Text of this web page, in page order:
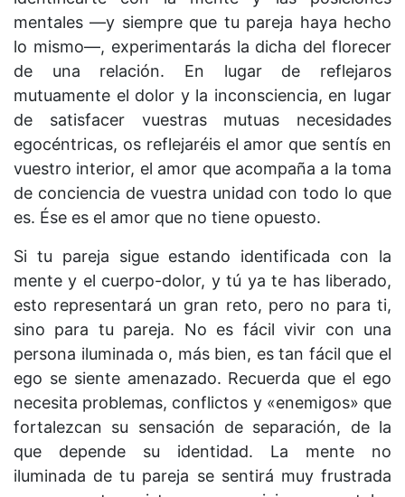
mentales —y siempre que tu pareja haya hecho
lo mismo—, experimentarás la dicha del florecer
de una relación. En lugar de reflejaros
mutuamente el dolor y la inconsciencia, en lugar
de satisfacer vuestras mutuas necesidades
egocéntricas, os reflejaréis el amor que sentís en
vuestro interior, el amor que acompaña a la toma
de conciencia de vuestra unidad con todo lo que
es. Ése es el amor que no tiene opuesto.
Si tu pareja sigue estando identificada con la
mente y el cuerpo-dolor, y tú ya te has liberado,
esto representará un gran reto, pero no para ti,
sino para tu pareja. No es fácil vivir con una
persona iluminada o, más bien, es tan fácil que el
ego se siente amenazado. Recuerda que el ego
necesita problemas, conflictos y «enemigos» que
fortalezcan su sensación de separación, de la
que depende su identidad. La mente no
iluminada de tu pareja se sentirá muy frustrada